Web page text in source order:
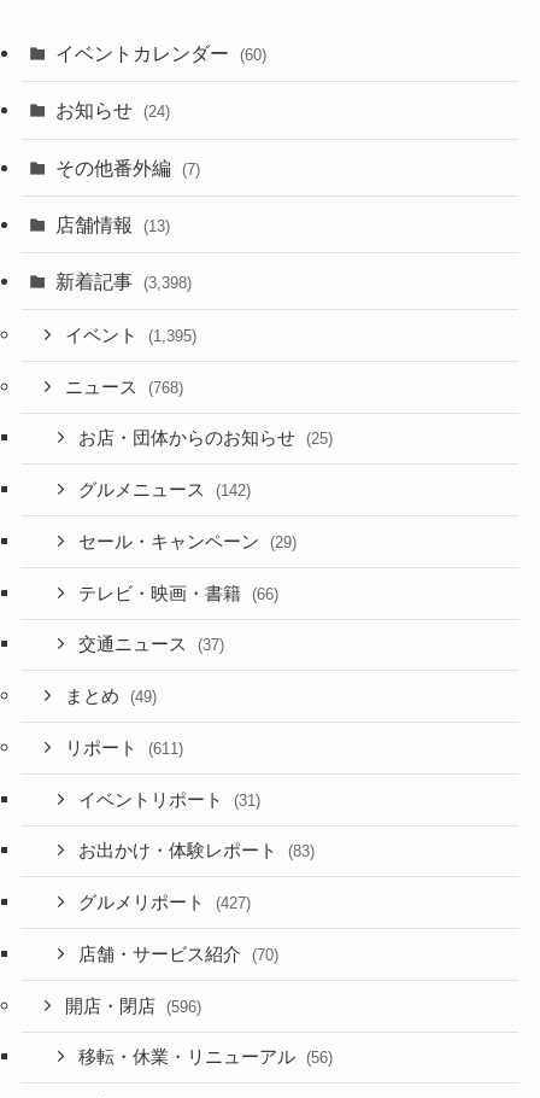
イベントカレンダー (60)
お知らせ (24)
その他番外編 (7)
店舗情報 (13)
新着記事 (3,398)
イベント (1,395)
ニュース (768)
お店・団体からのお知らせ (25)
グルメニュース (142)
セール・キャンペーン (29)
テレビ・映画・書籍 (66)
交通ニュース (37)
まとめ (49)
リポート (611)
イベントリポート (31)
お出かけ・体験レポート (83)
グルメリポート (427)
店舗・サービス紹介 (70)
開店・閉店 (596)
移転・休業・リニューアル (56)